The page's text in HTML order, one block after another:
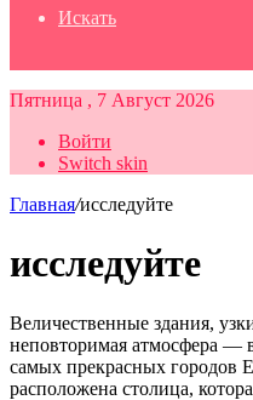
Искать
Пятница , 7 Август 2026
Войти
Switch skin
Главная/исследуйте
исследуйте
Величественные здания,
неповторимая атмосфера —
самых прекрасных городов
расположена столица,